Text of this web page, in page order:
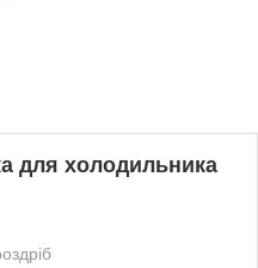
для холодильника